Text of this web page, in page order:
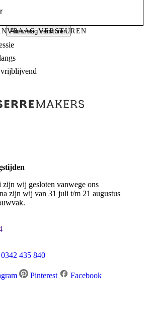
Aanvraag versturen
vrijblijvend
wij gesloten vanwege ons
zijn wij van 31 juli t/m 21 augustus
0342 435 840
Pinterest
Facebook